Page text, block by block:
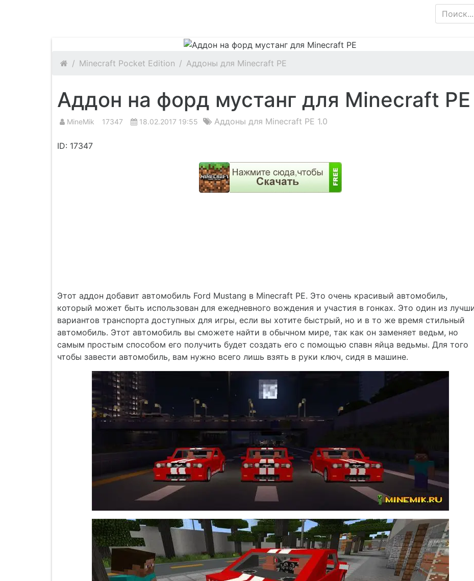
Minecraft Pocket Edition Аддоны для Minecraft PE
Аддон на форд мустанг для Minecraft PE
MineMik 17347 18.02.2017 19:55 Аддоны для Minecraft PE 1.0
ID: 17347
Этот аддон добавит автомобиль Ford Mustang в Minecraft PE. Это очень красивый автомобиль,
который может быть использован для ежедневного вождения и участия в гонках. Это один из
вариантов транспорта доступных для игры, если вы хотите быстрый, но и в то же время стильный
автомобиль. Этот автомобиль вы сможете найти в обычном мире, так как он заменяет ведьм, но
самым простым способом его получить будет создать его с помощью спавн яйца ведьмы. Для того
чтобы завести автомобиль, вам нужно всего лишь взять в руки ключ, сидя в машине.